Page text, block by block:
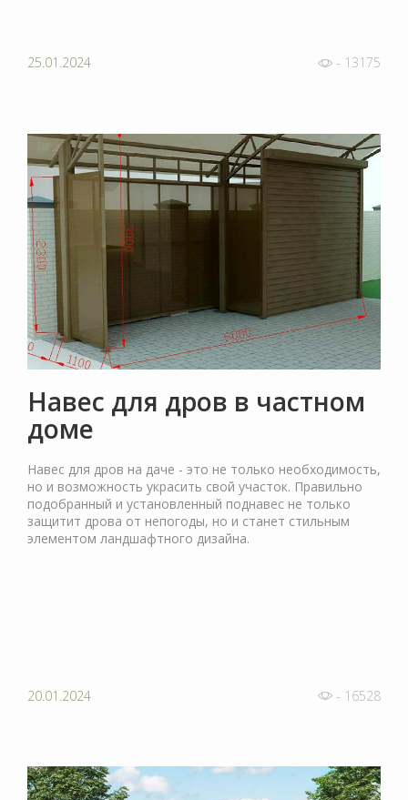
25.01.2024 - 13175
Навес для дров в частном
доме
Навес для дров на даче - это не только необходимость,
но и возможность украсить свой участок. Правильно
подобранный и установленный поднавес не только
защитит дрова от непогоды, но и станет стильным
элементом ландшафтного дизайна.
20.01.2024 - 16528